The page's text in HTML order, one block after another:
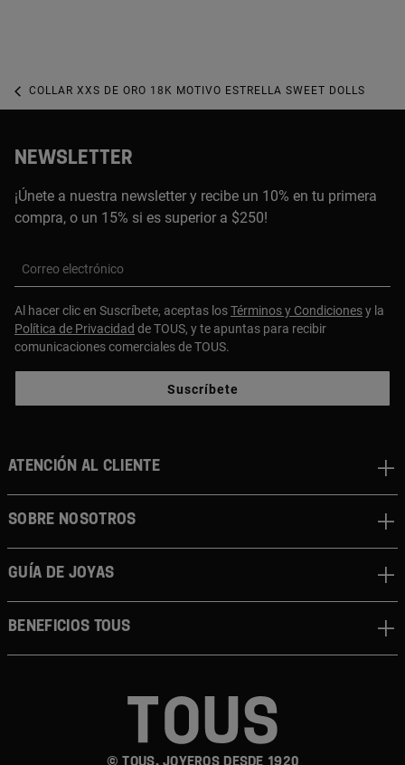
COLLAR XXS DE ORO 18K MOTIVO ESTRELLA SWEET DOLLS
NEWSLETTER
¡Únete a nuestra newsletter y recibe un 10% en tu primera
compra, o un 15% si es superior a $250!
Correo electrónico
Al hacer clic en Suscríbete, aceptas losTérminos y Condicionesy la
Política de Privacidad de TOUS, y te apuntas para recibir
comunicaciones comerciales de TOUS.
Suscríbete
© TOUS, JOYEROS DESDE 1920
ATENCIÓN AL CLIENTE
SOBRE NOSOTROS
GUÍA DE JOYAS
BENEFICIOS TOUS